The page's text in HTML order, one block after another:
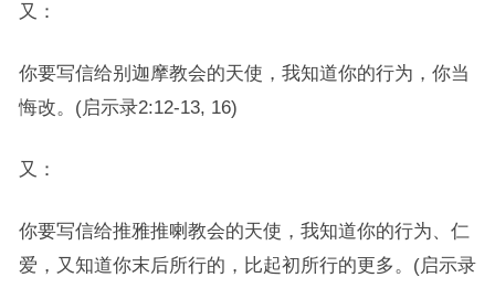
又：
你要写信给别迦摩教会的天使，我知道你的行为，你当
悔改。(启示录2:12-13, 16)
又：
你要写信给推雅推喇教会的天使，我知道你的行为、仁
爱，又知道你末后所行的，比起初所行的更多。(启示录